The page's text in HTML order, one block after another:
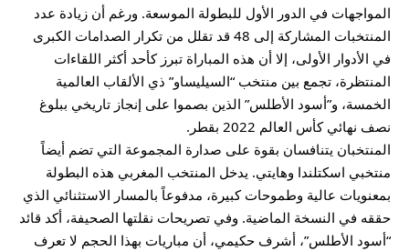
المواجهات في الدور الأول للبطولة الموسعة. ورغم أن زيادة عدد
المنتخبات المشاركة إلى 48 قد تقلل من تكرار الصدامات الكبرى
في الأدوار الأولى، إلا أن هذه المباراة تبرز كأحد أكثر اللقاءات
المنتظرة، تجمع بين منتخب “السيليساو” ذي الألقاب العالمية
الخمسة، و”أسود الأطلس” الذين بصموا على إنجاز تاريخي ببلوغ
نصف نهائي كأس العالم 2022 بقطر.
المنتخبان يتنافسان بقوة على صدارة المجموعة التي تضم أيضاً
منتخبي اسكتلندا وهايتي. يدخل المنتخب المغربي هذه البطولة
بمعنويات عالية وطموحات كبيرة، مدفوعاً بالمسار الاستثنائي الذي
حققه في النسخة الماضية. وفي تصريحات نقلتها الصحيفة، أكد قائد
“أسود الأطلس”، أشرف حكيمي، أن مباريات بهذا الحجم لا تعرف